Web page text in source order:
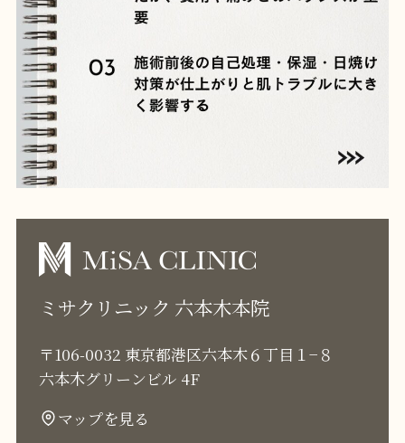
ミサクリニック 六本木本院
〒106-0032 東京都港区六本木６丁目１−８
六本木グリーンビル 4F
マップを見る